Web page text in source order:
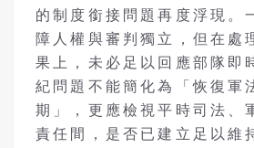
的制度銜接問題再度浮現。
障人權與審判獨立，但在處
果上，未必足以回應部隊即
紀問題不能簡化為「恢復軍
期」，更應檢視平時司法、
責任間，是否已建立足以維